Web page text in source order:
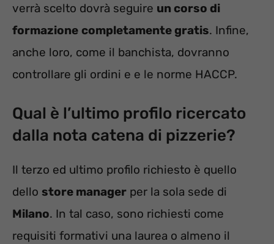
verrà scelto dovrà seguire un corso di
formazione completamente gratis. Infine,
anche loro, come il banchista, dovranno
controllare gli ordini e e le norme HACCP.
Qual è l’ultimo profilo ricercato
dalla nota catena di pizzerie?
Il terzo ed ultimo profilo richiesto è quello
dello store manager per la sola sede di
Milano. In tal caso, sono richiesti come
requisiti formativi una laurea o almeno il